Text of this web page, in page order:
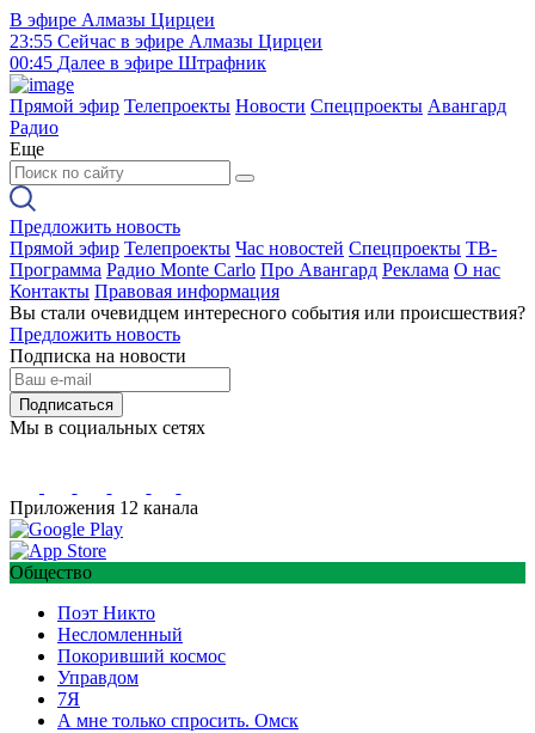
В эфире Алмазы Цирцеи
23:55 Сейчас в эфире Алмазы Цирцеи
00:45 Далее в эфире Штрафник
Прямой эфир Телепроекты Новости Спецпроекты Авангард
Радио
Еще
Предложить новость
Прямой эфир Телепроекты Час новостей Спецпроекты ТВ-
Программа Радио Monte Carlo Про Авангард Реклама О нас
Контакты Правовая информация
Вы стали очевидцем интересного события или происшествия?
Предложить новость
Подписка на новости
Подписаться
Мы в социальных сетях
Приложения 12 канала
Общество
Поэт Никто
Несломленный
Покоривший космос
Управдом
7Я
А мне только спросить. Омск